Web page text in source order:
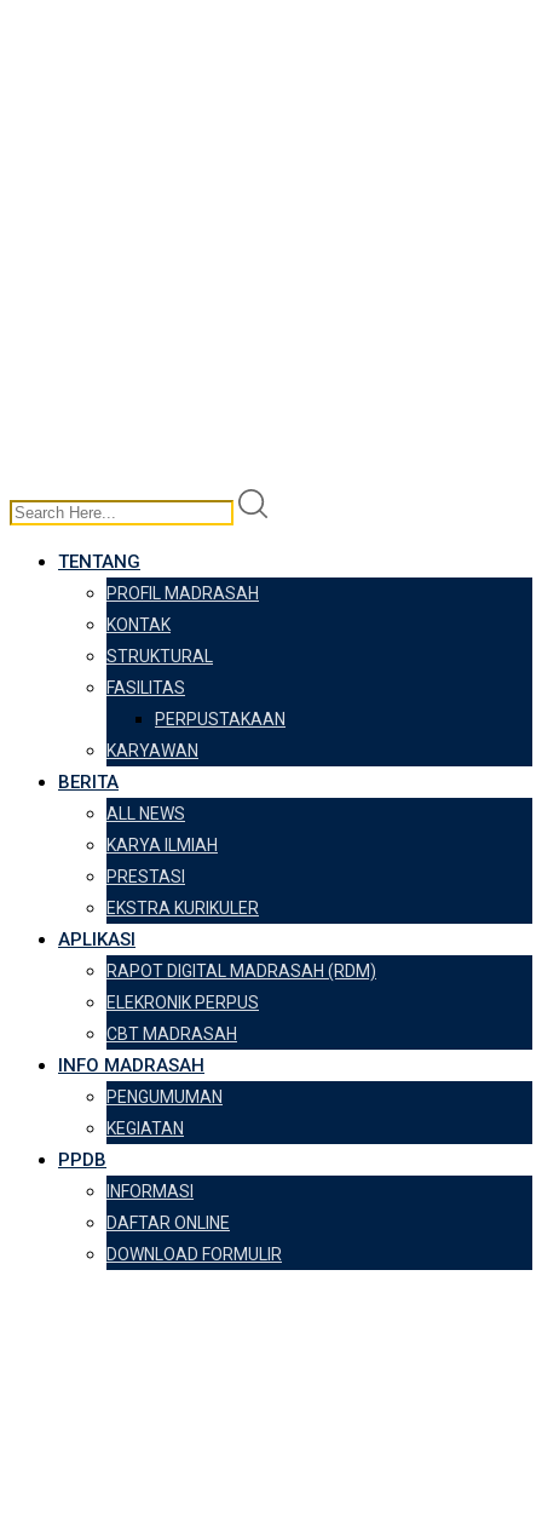
TENTANG
PROFIL MADRASAH
KONTAK
STRUKTURAL
FASILITAS
PERPUSTAKAAN
KARYAWAN
BERITA
ALL NEWS
KARYA ILMIAH
PRESTASI
EKSTRA KURIKULER
APLIKASI
RAPOT DIGITAL MADRASAH (RDM)
ELEKRONIK PERPUS
CBT MADRASAH
INFO MADRASAH
PENGUMUMAN
KEGIATAN
PPDB
INFORMASI
DAFTAR ONLINE
DOWNLOAD FORMULIR